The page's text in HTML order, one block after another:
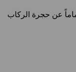
عن حجرة الركاب